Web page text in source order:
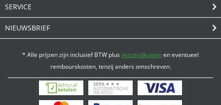
SERVICE
NIEUWSBRIEF
* Alle prijzen zijn inclusief BTW plusverzendkostenen eventueel
rembourskosten, tenzij anders omschreven.